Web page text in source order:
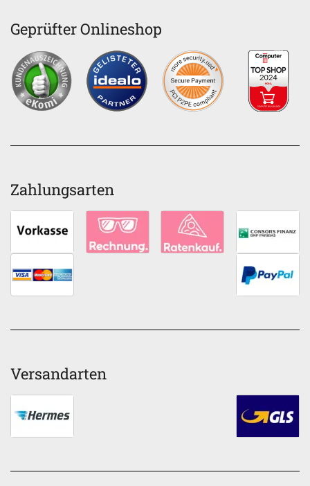
Geprüfter Onlineshop
Zahlungsarten
Versandarten